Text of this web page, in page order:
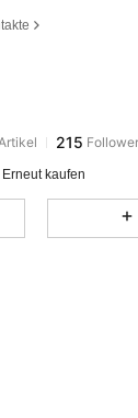
1 Tag
kaufen